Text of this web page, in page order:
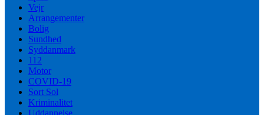
Vejr
Arrangementer
Bolig
Sundhed
Syddanmark
112
Motor
COVID-19
Sort Sol
Kriminalitet
Uddannelse